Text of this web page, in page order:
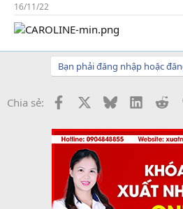
16/11/22
Bạn phải đăng nhập hoặc
Chia sẻ: Facebook Bluesky